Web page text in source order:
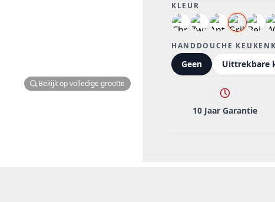
Bekijk op volledige grootte
KLEUR
HANDDOUCHE
Geen Uittrekbare
10 Jaar Garantie